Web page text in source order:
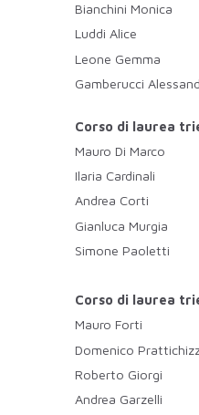
Bianchini Monica
Luddi Alice
Leone Gemma
Gamberucci
Corso di laurea
Mauro Di Marco
Ilaria Cardinali
Andrea Corti
Gianluca Murgia
Simone Paoletti
Corso di laurea
Mauro Forti
Domenico
Roberto Giorgi
Andrea Garzelli